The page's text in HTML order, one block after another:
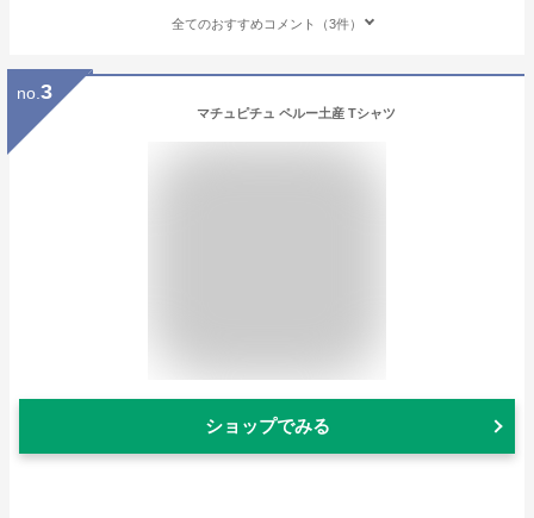
全てのおすすめコメント（3件）
no. 3
マチュピチュ ペルー土産 Tシャツ
ショップでみる